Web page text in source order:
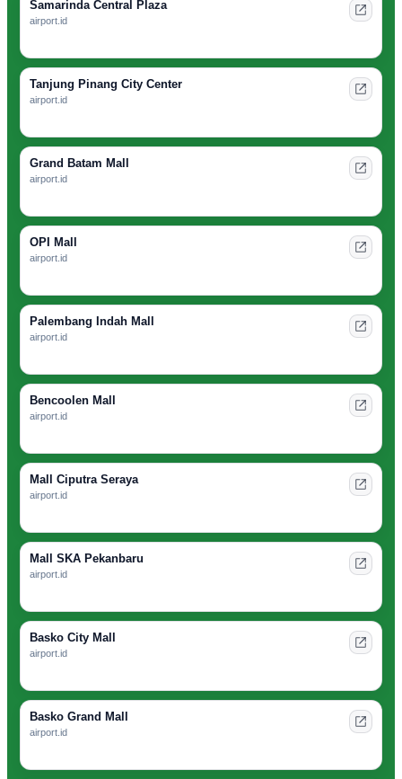
Samarinda Central Plaza
airport.id
Tanjung Pinang City Center
airport.id
Grand Batam Mall
airport.id
OPI Mall
airport.id
Palembang Indah Mall
airport.id
Bencoolen Mall
airport.id
Mall Ciputra Seraya
airport.id
Mall SKA Pekanbaru
airport.id
Basko City Mall
airport.id
Basko Grand Mall
airport.id